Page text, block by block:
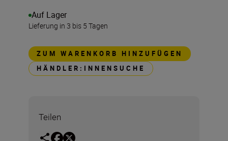
Auf Lager
Lieferung in 3 bis 5 Tagen
ZUM WARENKORB HINZUFÜGEN
HÄNDLER:INNENSUCHE
Teilen